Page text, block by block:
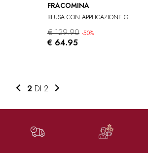
FRACOMINA
BLUSA CON APPLICAZIONE GIOIELLO
€ 129.90 -50%
€ 64.95
2DI 2